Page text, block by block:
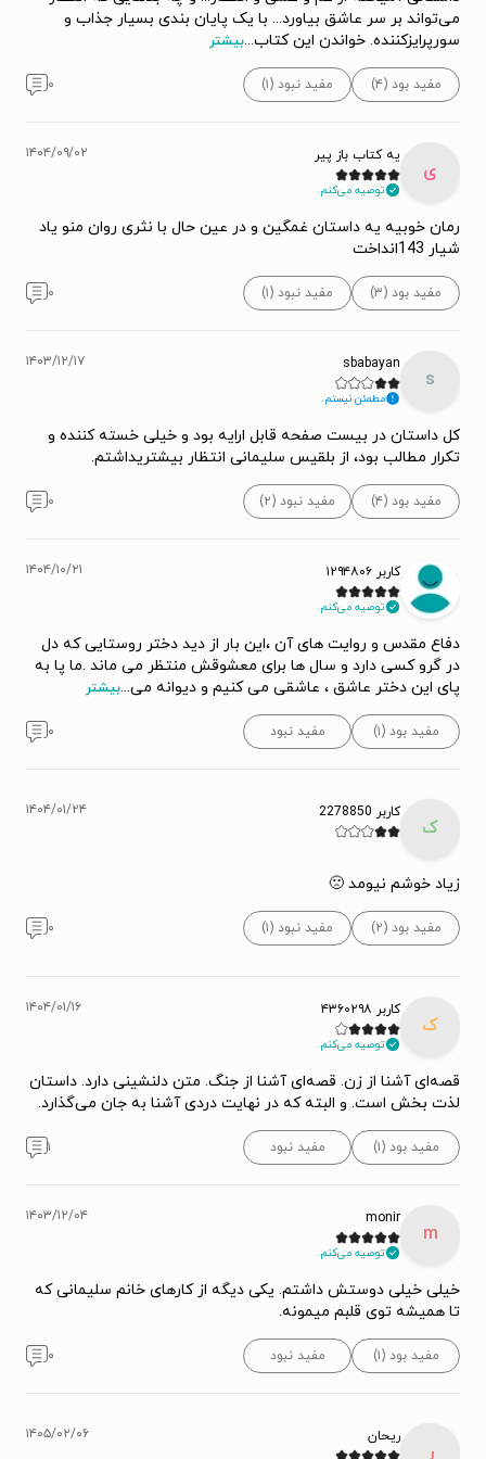
می‌تواند بر سر عاشق بیاورد... با یک پایان بندی بسیار جذاب و
سورپرایزکننده. خواندن این کتاب...بیشتر
مفید بود (۴) مفید نبود (۱) ۰
ی
یه کتاب باز پیر
توصیه می‌کنم.
۱۴۰۴/۰۹/۰۲
رمان خوبیه یه داستان غمگین و در عین حال با نثری روان منو یاد
شیار 143انداخت
مفید بود (۳) مفید نبود (۱) ۰
s
sbabayan
مطمئن نیستم.
۱۴۰۳/۱۲/۱۷
کل داستان در بیست صفحه قابل ارایه بود و خیلی خسته کننده و
تکرار مطالب بود، از بلقیس سلیمانی انتظار بیشتریداشتم.
مفید بود (۴) مفید نبود (۲) ۰
کاربر ۱۲۹۴۸۰۶
توصیه می‌کنم.
۱۴۰۴/۱۰/۲۱
دفاع مقدس و روایت های آن ،این بار از دید دختر روستایی که دل
در گرو کسی دارد و سال ها برای معشوقش منتظر می ماند .ما پا به
پای این دختر عاشق ، عاشقی می کنیم و دیوانه می...بیشتر
مفید بود (۱) مفید نبود ۰
ک
کاربر 2278850 ۱۴۰۴/۰۱/۲۴
زیاد خوشم نیومد 🙁
مفید بود (۲) مفید نبود (۱) ۰
ک
کاربر ۴۳۶۰۲۹۸
توصیه می‌کنم.
۱۴۰۴/۰۱/۱۶
قصه‌ای آشنا از زن. قصه‌ای آشنا از جنگ. متن دلنشینی دارد. داستان
لذت بخش است. و البته که در نهایت دردی آشنا به جان می‌گذارد.
مفید بود (۱) مفید نبود ۱
m
monir
توصیه می‌کنم.
۱۴۰۳/۱۲/۰۴
خیلی خیلی دوستش داشتم. یکی دیگه از کارهای خانم سلیمانی که
تا همیشه توی قلبم میمونه.
مفید بود (۱) مفید نبود ۰
ر
ریحان ۱۴۰۵/۰۲/۰۶